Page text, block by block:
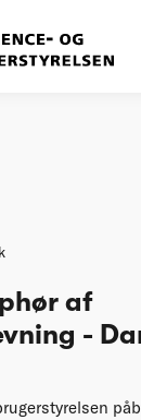
Bake A/S
af
-